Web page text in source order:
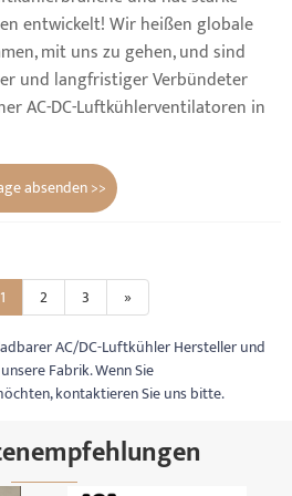
entwickelt! Wir heißen globale
mit uns zu gehen, und sind
und langfristiger Verbündeter
AC-DC-Luftkühlerventilatoren in
absenden >>
1 2 3
»
AC/DC-Luftkühler Hersteller und
Fabrik. Wenn Sie
kontaktieren Sie uns bitte.